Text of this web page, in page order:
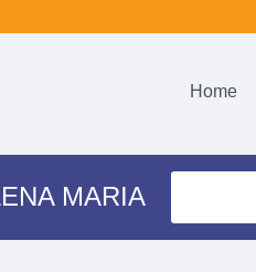
Home
MARIA